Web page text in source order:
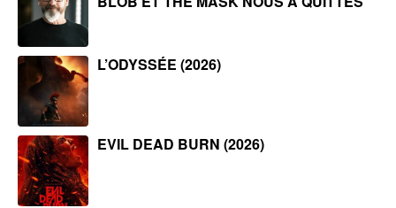
L’ODYSSÉE (2026)
EVIL DEAD BURN (2026)